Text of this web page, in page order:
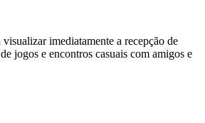
imediatamente a recepção de
jogos e encontros casuais com amigos e